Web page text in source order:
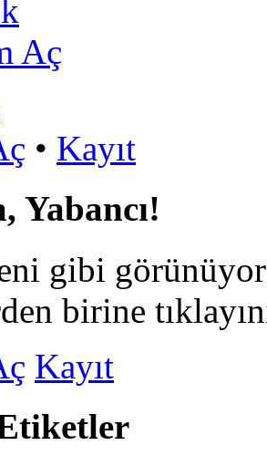
Aç
• Kayıt
Yabancı!
gibi
birine
Kayıt